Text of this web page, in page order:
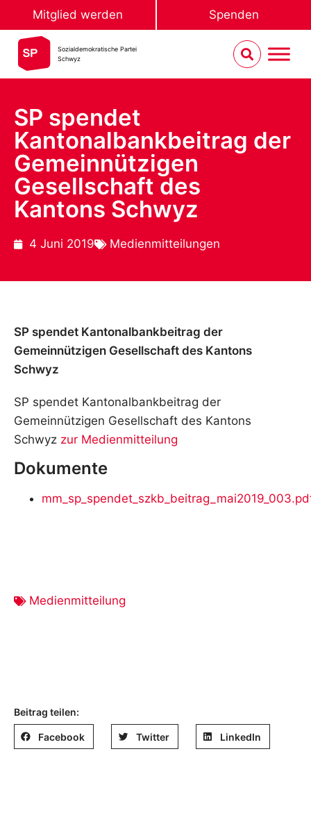
Mitglied werden Spenden
Sozialdemokratische Partei
Schwyz
SP spendet
Kantonalbankbeitrag der
Gemeinnützigen
Gesellschaft des
Kantons Schwyz
4 Juni 2019 Medienmitteilungen
SP spendet Kantonalbankbeitrag der
Gemeinnützigen Gesellschaft des Kantons
Schwyz
SP spendet Kantonalbankbeitrag der
Gemeinnützigen Gesellschaft des Kantons
Schwyz zur Medienmitteilung
Dokumente
Medienmitteilung
Beitrag teilen:
Facebook Twitter LinkedIn